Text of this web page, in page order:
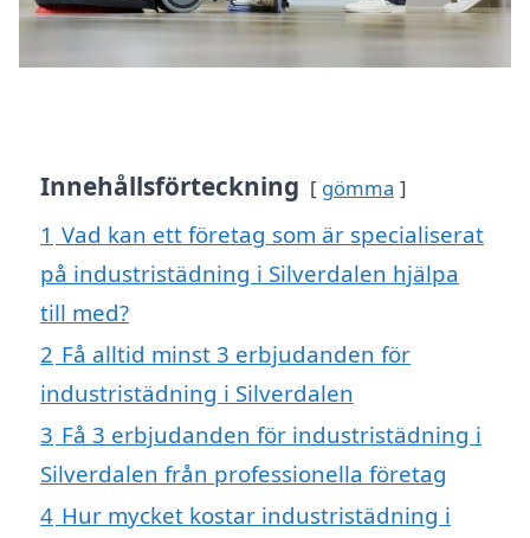
Innehållsförteckning gömma
1 Vad kan ett företag som är specialiserat
på industristädning i Silverdalen hjälpa
till med?
2 Få alltid minst 3 erbjudanden för
industristädning i Silverdalen
3 Få 3 erbjudanden för industristädning i
Silverdalen från professionella företag
4 Hur mycket kostar industristädning i